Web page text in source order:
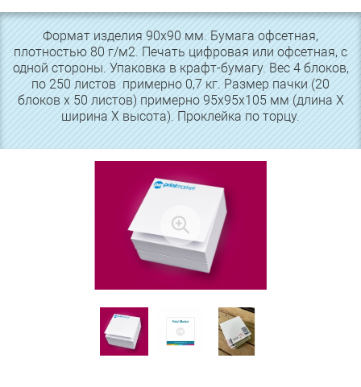
Формат изделия 90х90 мм. Бумага офсетная,
плотностью 80 г/м2. Печать цифровая или офсетная, с
одной стороны. Упаковка в крафт-бумагу. Вес 4 блоков,
по 250 листов примерно 0,7 кг. Размер пачки (20
блоков х 50 листов) примерно 95х95х105 мм (длина Х
ширина Х высота). Проклейка по торцу.